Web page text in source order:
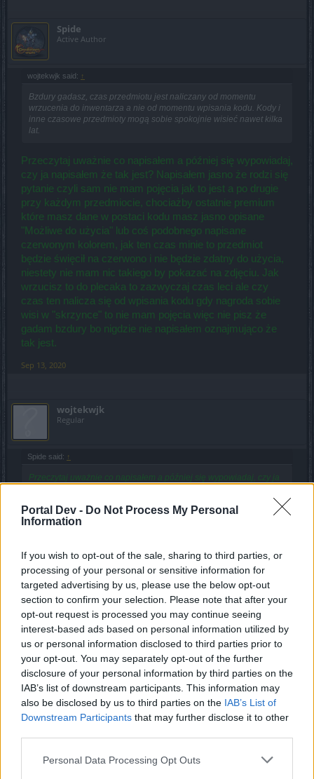
Portal Dev - Do Not Process My Personal
Information
If you wish to opt-out of the sale, sharing to third parties, or
processing of your personal or sensitive information for
targeted advertising by us, please use the below opt-out
section to confirm your selection. Please note that after your
opt-out request is processed you may continue seeing
interest-based ads based on personal information utilized by
us or personal information disclosed to third parties prior to
your opt-out. You may separately opt-out of the further
disclosure of your personal information by third parties on the
IAB’s list of downstream participants. This information may
also be disclosed by us to third parties on the IAB’s List of
Downstream Participants that may further disclose it to other
Personal Data Processing Opt Outs
Spide
Active Author
wojtekwjk said: ↑
Bzdury gadasz, czas przedmiotu jest naliczany od momentu
wrzucenia do inwentarza a nie od momentu wpisania kodu. Kody i
inne czasowe przedmioty mogą sobie spokojnie wisieć nawet kilka
lat.
Przeczytaj uważnie co napisałem a później się wypowiadaj,
czy ja napisałem że tak jest? Napisałem jasno że rodzi się
pytanie czyli sam nie mam pojęcia jak to jest a po drugie
przy każdym przedmiocie, chociażby ostatnie premium
które masz dane w postaci kodu masz jasno opisane
"Możliwe do użycia" lub coś podobnego napisane
czerwonym kolorem, jak ten czas minie to przedmiot
będzie święcił na czerwono i nie będzie zdatny do użycia,
niestety nie mam nic takiego by pokazać na zdjęciu. Jak
wrzucisz to do plecaka to zazwyczaj czas leci ale czy
czas ten nalicza się od wpisania kodu gdy nagroda sobie
wisi w "skrzynce" to nie mam pojęcia więc nie pisz że
gadam bzdury bo nigdzie nie napisałem oznajmująco że
tak jest.
Sep 13, 2020
wojtekwjk
Regular
Spide said: ↑
Przeczytaj uważnie co napisałem a później się wypowiadaj, czy ja
przedmiocie, chociażby ostatnie premium które masz dane w
postaci kodu masz jasno opisane "Możliwe do użycia" lub coś
użycia, niestety nie mam nic takiego by pokazać na zdjęciu. Jak
wrzucisz to do plecaka to zazwyczaj czas leci ale czy czas ten
nalicza się od wpisania kodu gdy nagroda sobie wisi w "skrzynce"
to nie mam pojęcia więc nie pisz że gadam bzdury bo nigdzie nie
napisałem oznajmująco że tak jest.
No to już ci właśnie wyjaśniłem że przedmiot może się
przterminować, czyli zrobić czerwony tylko w inwentarzu.
Wisieć sobie może miesiącami i latami i nic się z nim nie
stanie.
Sep 13, 2020
kryminal76
Someday Author
Spide said:↑